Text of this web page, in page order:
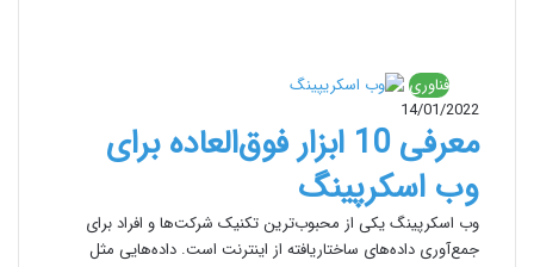
فناوری
14/01/2022
معرفی 10 ابزار فوق‌العاده برای
وب اسکرپینگ
وب اسکرپینگ یکی از محبوب‌ترین تکنیک شرکت‌ها و افراد برای
جمع‌آوری داده‌های ساختاریافته از اینترنت است. داده‌هایی مثل